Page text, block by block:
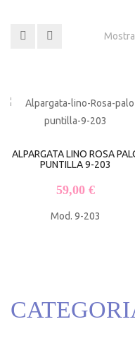
ALPARGATA LINO ROSA
PUNTILLA 9-203
59,00€
Mod. 9-203